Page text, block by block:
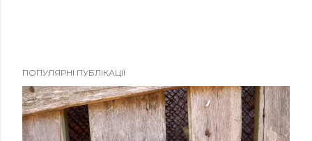
ПОПУЛЯРНІ ПУБЛІКАЦІЇ